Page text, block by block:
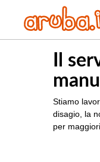
Il
Stiamo
disagio, la
per